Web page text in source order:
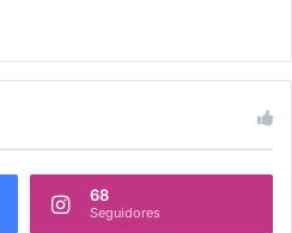
68
Seguidores